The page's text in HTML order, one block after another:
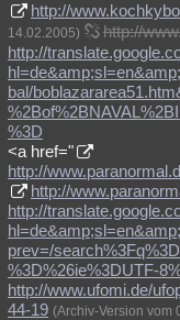
http://
14.02.2005)
http://
http://
bal/
%3D
<a href="
http://
http://
http://
prev=/
%3D%26ie%3DUTF-
http://www.ufomi.de/
44-19 (Archiv-Version vom